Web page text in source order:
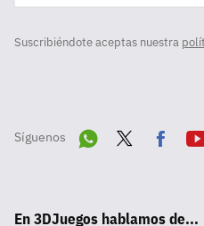
Suscribiéndote aceptas nuestra
Síguenos
pp
ok
En 3DJuegos hablamos de...